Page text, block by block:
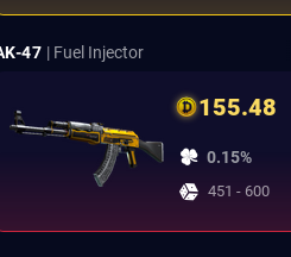
47 | Fuel Injector
155.48
0.15%
451 - 600